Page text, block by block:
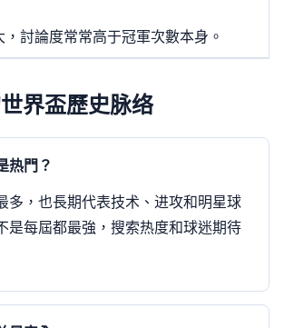
討論度常常高于冠軍次數本身。
界盃歷史脉络
热門？
多，也長期代表技术、进攻和明星球
是每屆都最強，搜索热度和球迷期待